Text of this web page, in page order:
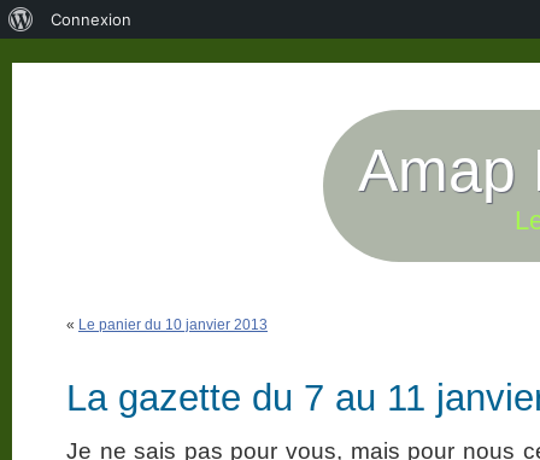
Amap
« Le panier du 10 janvier 2013
La gazette du 7 au 11
Je ne sais pas pour vous, mais pour nous
Connexion